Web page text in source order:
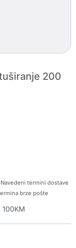
200
termini dostave
brze pošte